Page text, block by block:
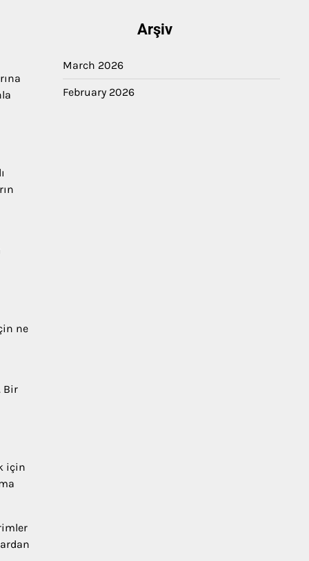
ne
Bir
için
Arşiv
March 2026
February 2026